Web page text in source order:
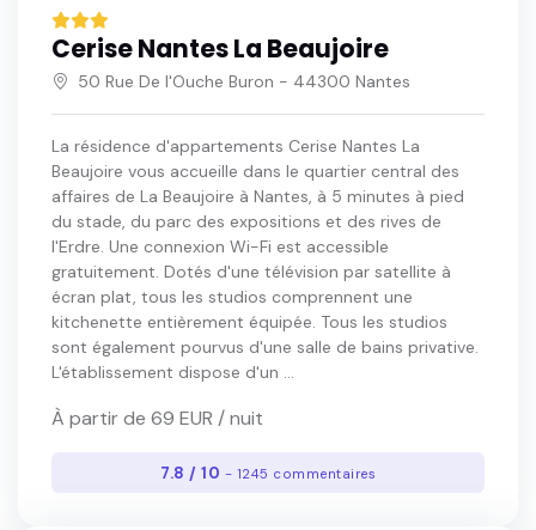
Cerise Nantes La Beaujoire
50 Rue De l'Ouche Buron - 44300 Nantes
La résidence d'appartements Cerise Nantes La
Beaujoire vous accueille dans le quartier central des
affaires de La Beaujoire à Nantes, à 5 minutes à pied
du stade, du parc des expositions et des rives de
l'Erdre. Une connexion Wi-Fi est accessible
gratuitement. Dotés d'une télévision par satellite à
écran plat, tous les studios comprennent une
kitchenette entièrement équipée. Tous les studios
sont également pourvus d'une salle de bains privative.
L'établissement dispose d'un ...
À partir de 69 EUR / nuit
7.8 / 10 - 1245 commentaires